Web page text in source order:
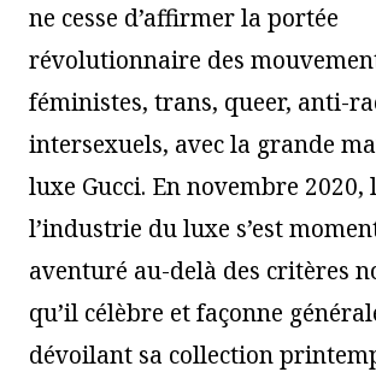
ne cesse d’affirmer la portée
révolutionnaire des
féministes, trans, queer, anti-
intersexuels, avec la grande
luxe Gucci. En novembre 2020,
l’industrie du luxe s’est
aventuré au-delà des critères
qu’il célèbre et façonne
dévoilant sa collection